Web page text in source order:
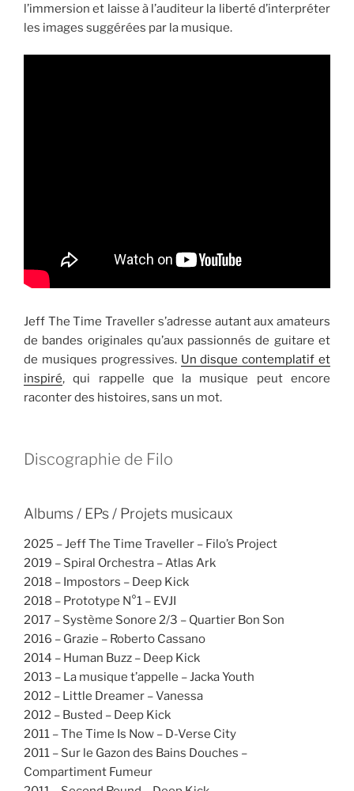
l’immersion et laisse à l’auditeur la liberté d’interpréter
les images suggérées par la musique.
Jeff The Time Traveller s’adresse autant aux amateurs
de bandes originales qu’aux passionnés de guitare et
de musiques progressives. Un disque contemplatif et
inspiré, qui rappelle que la musique peut encore
raconter des histoires, sans un mot.
Discographie de Filo
Albums / EPs / Projets musicaux
2025 – Jeff The Time Traveller – Filo’s Project
2019 – Spiral Orchestra – Atlas Ark
2018 – Impostors – Deep Kick
2018 – Prototype N°1 – EVJI
2017 – Système Sonore 2/3 – Quartier Bon Son
2016 – Grazie – Roberto Cassano
2014 – Human Buzz – Deep Kick
2013 – La musique t’appelle – Jacka Youth
2012 – Little Dreamer – Vanessa
2012 – Busted – Deep Kick
2011 – The Time Is Now – D-Verse City
2011 – Sur le Gazon des Bains Douches –
Compartiment Fumeur